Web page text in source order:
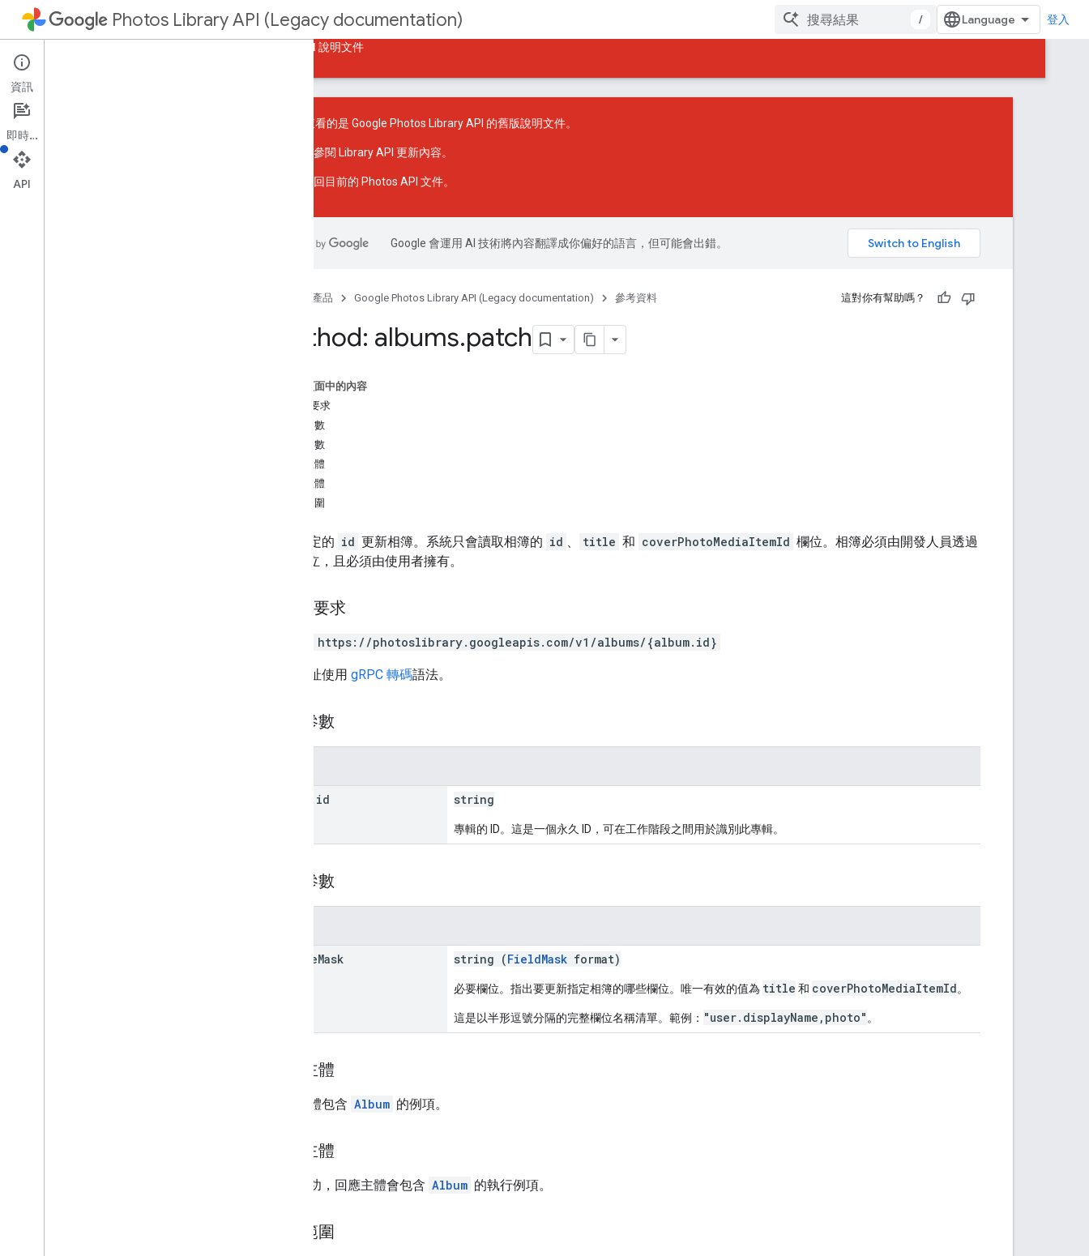
Photos Library API (Legacy documentation) / 登入
返回目前的 Photos API 說明文件
資源摘要
您目前查看的是 Google Photos Library API 的舊版說明文件。
請參閱 Library API 更新內容。
返回 目前的 Photos API 文件。
Google 會運用 AI 技術將內容翻譯成你偏好的語言，但可能會出錯。
產品 Google Photos Library API (Legacy documentation) 參考資料 這對你有幫助嗎？
Method: albums.patch
這個頁面中的內容
HTTP 要求
路徑參數
查詢參數
要求主體
回應主體
授權範圍
使用指定的 id 更新相簿。系統只會讀取相簿的 id 、 title 和 coverPhotoMediaItemId 欄位。相簿必須由開發人員透過
API 建立，且必須由使用者擁有。
HTTP 要求
PATCH https://photoslibrary.googleapis.com/v1/albums/{album.id}
這個網址使用 gRPC 轉碼語法。
路徑參數
id string
專輯的 ID。這是一個永久 ID，可在工作階段之間用於識別此專輯。
查詢參數
updateMask string (FieldMask format)
必要欄位。指出要更新指定相簿的哪些欄位。唯一有效的值為 title 和 coverPhotoMediaItemId。
這是以半形逗號分隔的完整欄位名稱清單。範例： "user.displayName,photo" 。
要求主體
要求主體包含 Album 的例項。
回應主體
如果成功，回應主體會包含 Album 的執行例項。
授權範圍
資訊
即時通訊
API